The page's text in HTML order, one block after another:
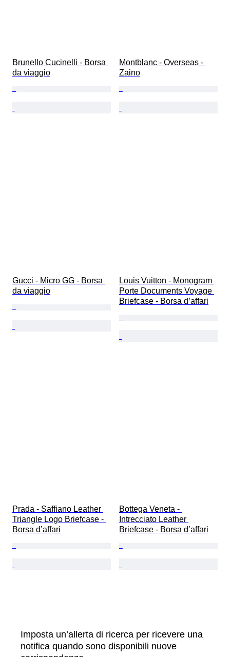
Brunello Cucinelli - Borsa
da viaggio
Montblanc - Overseas -
Zaino
Gucci - Micro GG - Borsa
da viaggio
Louis Vuitton - Monogram
Porte Documents Voyage
Briefcase - Borsa d’affari
Prada - Saffiano Leather
Triangle Logo Briefcase -
Borsa d’affari
Bottega Veneta -
Intrecciato Leather
Briefcase - Borsa d’affari
Imposta un’allerta di ricerca per ricevere una
notifica quando sono disponibili nuove